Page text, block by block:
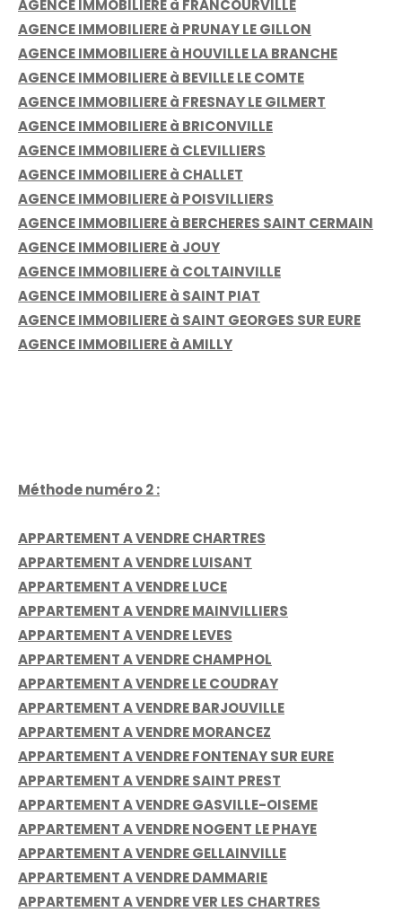
AGENCE IMMOBILIERE à FRANCOURVILLE
AGENCE IMMOBILIERE à PRUNAY LE GILLON
AGENCE IMMOBILIERE à HOUVILLE LA BRANCHE
AGENCE IMMOBILIERE à BEVILLE LE COMTE
AGENCE IMMOBILIERE à FRESNAY LE GILMERT
AGENCE IMMOBILIERE à BRICONVILLE
AGENCE IMMOBILIERE à CLEVILLIERS
AGENCE IMMOBILIERE à CHALLET
AGENCE IMMOBILIERE à POISVILLIERS
AGENCE IMMOBILIERE à BERCHERES SAINT CERMAIN
AGENCE IMMOBILIERE à JOUY
AGENCE IMMOBILIERE à COLTAINVILLE
AGENCE IMMOBILIERE à SAINT PIAT
AGENCE IMMOBILIERE à SAINT GEORGES SUR EURE
AGENCE IMMOBILIERE à AMILLY
Méthode numéro 2 :
APPARTEMENT A VENDRE CHARTRES
APPARTEMENT A VENDRE LUISANT
APPARTEMENT A VENDRE LUCE
APPARTEMENT A VENDRE MAINVILLIERS
APPARTEMENT A VENDRE LEVES
APPARTEMENT A VENDRE CHAMPHOL
APPARTEMENT A VENDRE LE COUDRAY
APPARTEMENT A VENDRE BARJOUVILLE
APPARTEMENT A VENDRE MORANCEZ
APPARTEMENT A VENDRE FONTENAY SUR EURE
APPARTEMENT A VENDRE SAINT PREST
APPARTEMENT A VENDRE GASVILLE-OISEME
APPARTEMENT A VENDRE NOGENT LE PHAYE
APPARTEMENT A VENDRE GELLAINVILLE
APPARTEMENT A VENDRE DAMMARIE
APPARTEMENT A VENDRE VER LES CHARTRES